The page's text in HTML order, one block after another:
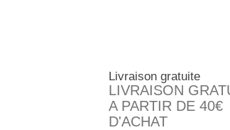
Livraison gratuite
LIVRAISON
A PARTIR DE 40€
D'ACHAT